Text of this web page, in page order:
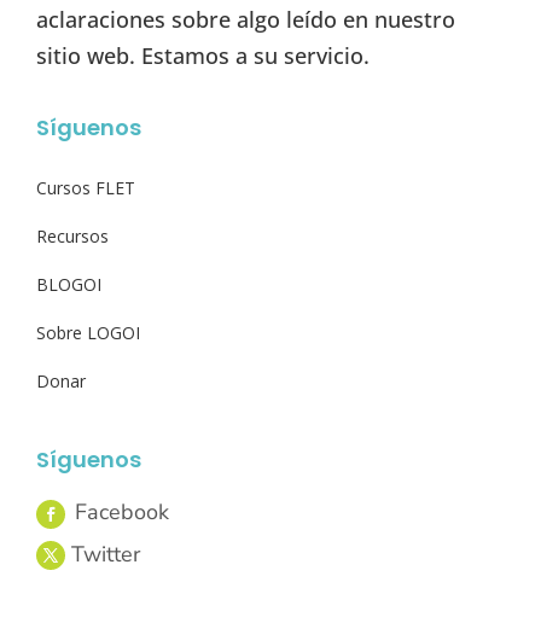
aclaraciones sobre algo leído en nuestro
sitio web. Estamos a su servicio.
Síguenos
Cursos FLET
Recursos
BLOGOI
Sobre LOGOI
Donar
Síguenos